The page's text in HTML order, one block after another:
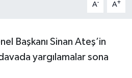
A- A+
Başkanı Sinan Ateş’in
yargılamalar sona